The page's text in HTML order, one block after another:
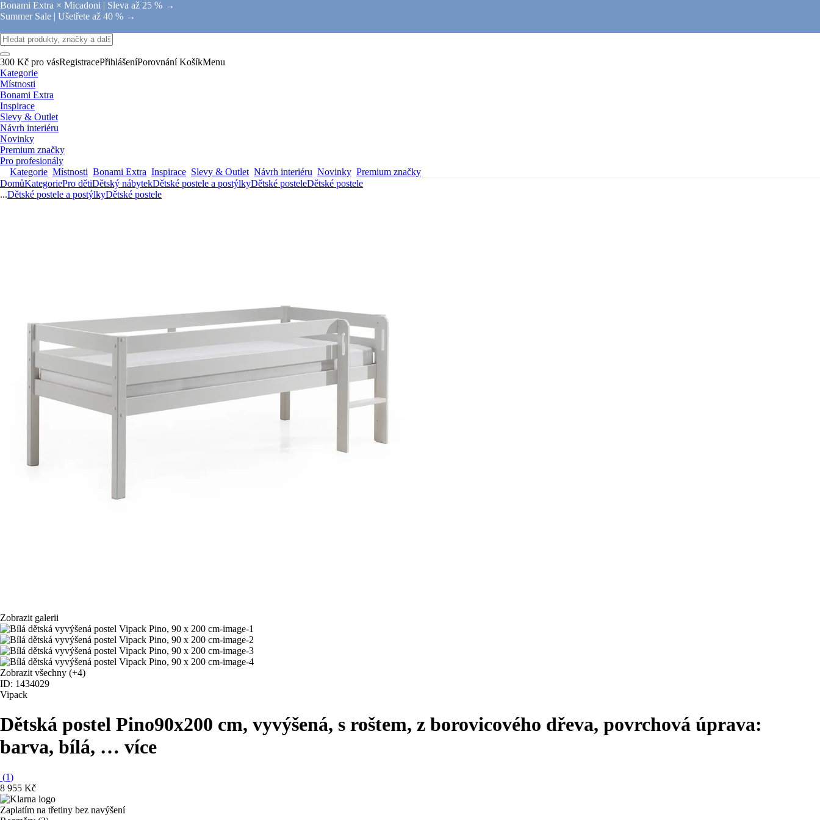
Bonami Extra × Micadoni | Sleva až 25 % →
Summer Sale | Ušetřete až 40 % →
300 Kč pro vásRegistracePřihlášeníPorovnání KošíkMenu
Kategorie
Místnosti
Bonami Extra
Inspirace
Slevy & Outlet
Návrh interiéru
Novinky
Premium značky
Pro profesionály
Kategorie Místnosti Bonami Extra Inspirace Slevy & Outlet Návrh interiéru Novinky Premium značky
DomůKategoriePro dětiDětský nábytekDětské postele a postýlkyDětské posteleDětské postele
...Dětské postele a postýlkyDětské postele
Zobrazit galerii
Zobrazit všechny (+4)
ID: 1434029
Vipack
Dětská postel Pino90x200 cm, vyvýšená, s roštem, z borovicového dřeva, povrchová úprava:
barva, bílá, … více
(1)
8 955 Kč
Zaplatím na třetiny bez navýšení